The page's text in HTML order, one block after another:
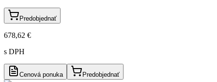
Predobjednať
678,62 €
s DPH
Cenová ponuka Predobjednať